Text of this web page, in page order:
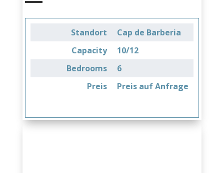
Standort
Cap de Barberia
Capacity
10/12
Bedrooms
6
Preis
Preis auf Anfrage